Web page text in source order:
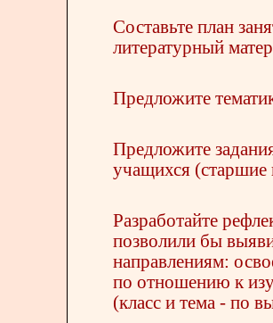
Составьте план
литературный
Предложите
Предложите
учащихся
Разработайте
позволили бы
направлениям:
по отношению к
(класс и тема - по